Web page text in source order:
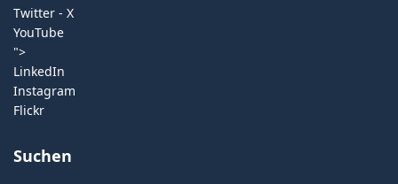
Twitter - X
YouTube
">
LinkedIn
Instagram
Flickr
Suchen